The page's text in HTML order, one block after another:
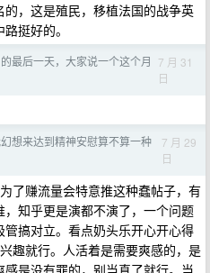
，这是殖民，移植法国的战争英
挺好的。
最后一天，大家说一个这个月 7 月 31
日
想来达到精神安慰算不算一种
7 月 29
日
了赚流量会特意推这种蠢帖子，有
知乎更是演都不演了，一个问题
搞对立。看点奶头乐开心开心得
趣就行。人活着是需要爽感的，是
是没有罪的，别当真了就行。当